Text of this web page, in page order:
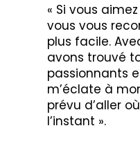
« Si vous
vous vous
plus facile.
avons trouvé
passionnants
m’éclate à
prévu d’aller
l’instant ».